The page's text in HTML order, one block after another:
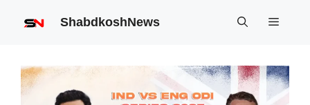
ShabdkoshNews Menu